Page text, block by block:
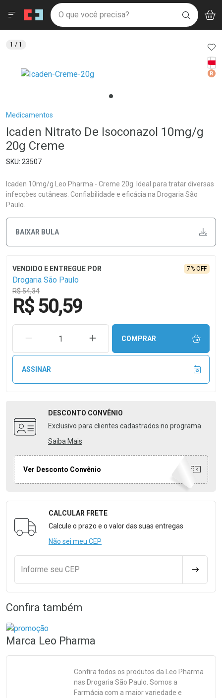
Drogaria São Paulo
Ir direto para a home
pela página
Ir direto para o conteúdo
Ir direto para a busca
Ir direto para a conta
Ir direto para a notificações
Ir direto para o carrinho
Faça a sua busca
O que você precisa? BUSCAR
Menu
Breadcrumb
Medicamentos
Icaden Nitrato De Isoconazol 10mg/g
20g Creme
23507
Icaden 10mg/g Leo Pharma - Creme 20g. Ideal para tratar diversas
infecções cutâneas. Confiabilidade e eficácia na Drogaria São
Paulo.
BAIXAR BULA
Drogaria São Paulo
R$ 54,34
7% OFF
R$ 50,59
REMOVER UMA UNIDADEAUMENTAR UMA UNIDADE
COMPRAR
ASSINAR
DESCONTO CONVÊNIO
Exclusivo para clientes cadastrados no programa
Saiba Mais
Ver Desconto Convênio
Formulário para Calcular o Frete
CALCULAR FRETE
Calcule o prazo e o valor das suas entregas
Não sei meu CEP
Informe seu CEP
1 / 1
Confira também
Marca Leo Pharma
Confira todos os produtos da
Leo Pharma
nas Drogaria São Paulo. Somos a
Farmácia com a maior variedade e